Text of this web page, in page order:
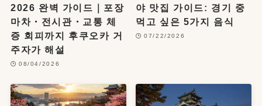
2026 완벽 가이드｜포장
마차・전시관・교통 체
증 회피까지 후쿠오카 거
주자가 해설
08/04/2026
야 맛집 가이드: 경기 중
먹고 싶은 5가지 음식
07/22/2026